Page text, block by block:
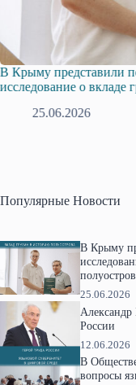
В Крыму представили
исследование о вкладе
25.06.2026
Популярные Новости
В Крыму
25.06.2026
Александр
России
12.06.2026
В
вопросы